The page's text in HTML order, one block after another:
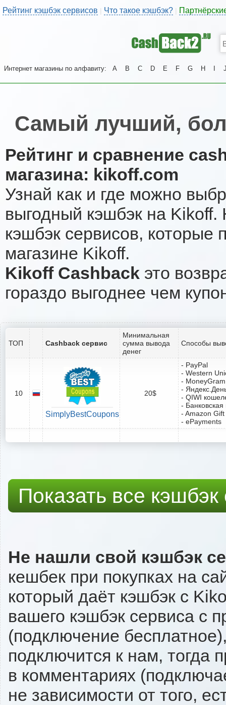
Рейтинг кэшбэк сервисов | Что такое кэшбэк?
Интернет магазины по алфавиту: A B C D E F G H
Самый лучший,
Рейтинг и сравнение
магазина: kikoff.com
Узнай как и где можно
выгодный кэшбэк на
кэшбэк сервисов, которые
магазине Kikoff.
Kikoff Cashback это
гораздо выгоднее чем
ТОП Cashback сервис
Минимальная
сумма вывода
денег
Способы
10
SimplyBestCoupons
20$
- PayPal
- Western
- MoneyGram
-
- QIWI
-
- Amazon
- ePayments
Показать все
Не нашли свой кэшбэк
кешбек при покупках на
который даёт кэшбэк с
вашего кэшбэк сервиса с
(подключение
подключится к нам, тогда
в комментариях
не зависимости от того,